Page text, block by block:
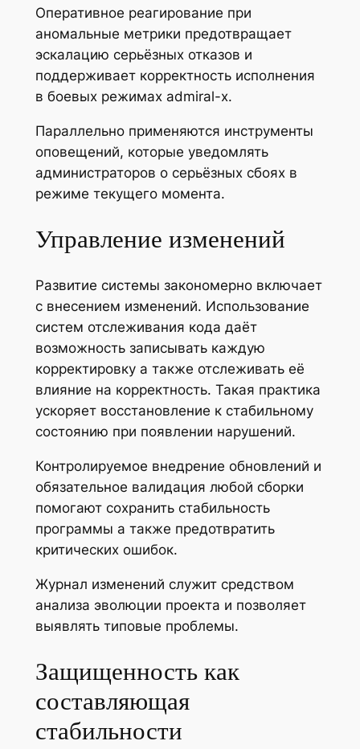
Оперативное реагирование при
аномальные метрики предотвращает
эскалацию серьёзных отказов и
поддерживает корректность исполнения
в боевых режимах admiral-x.
Параллельно применяются инструменты
оповещений, которые уведомлять
администраторов о серьёзных сбоях в
режиме текущего момента.
Управление изменений
Развитие системы закономерно включает
с внесением изменений. Использование
систем отслеживания кода даёт
возможность записывать каждую
корректировку а также отслеживать её
влияние на корректность. Такая практика
ускоряет восстановление к стабильному
состоянию при появлении нарушений.
Контролируемое внедрение обновлений и
обязательное валидация любой сборки
помогают сохранить стабильность
программы а также предотвратить
критических ошибок.
Журнал изменений служит средством
анализа эволюции проекта и позволяет
выявлять типовые проблемы.
Защищенность как
составляющая
стабильности